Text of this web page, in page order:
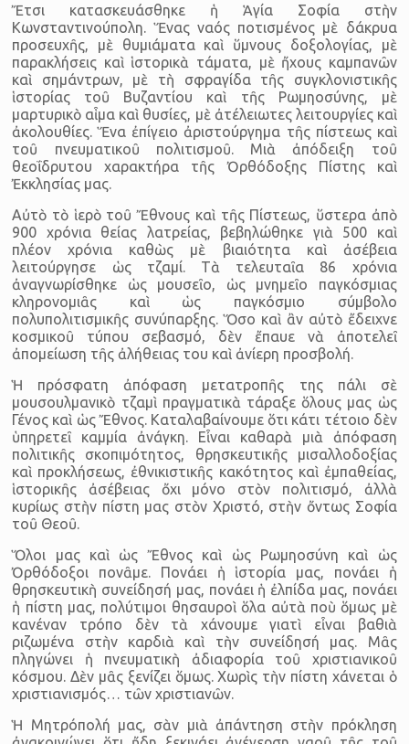
Ἔτσι κατασκευάσθηκε ἡ Ἁγία Σοφία στὴν
Κωνσταντινούπολη. Ἕνας ναός ποτισμένος μὲ δάκρυα
προσευχῆς, μὲ θυμιάματα καὶ ὕμνους δοξολογίας, μὲ
παρακλήσεις καὶ ἱστορικὰ τάματα, μὲ ἤχους καμπανῶν
καὶ σημάντρων, μὲ τὴ σφραγίδα τῆς συγκλονιστικῆς
ἱστορίας τοῦ Βυζαντίου καὶ τῆς Ρωμηοσύνης, μὲ
μαρτυρικὸ αἷμα καὶ θυσίες, μὲ ἀτέλειωτες λειτουργίες καὶ
ἀκολουθίες. Ἕνα ἐπίγειο ἀριστούργημα τῆς πίστεως καὶ
τοῦ πνευματικοῦ πολιτισμοῦ. Μιὰ ἀπόδειξη τοῦ
θεοΐδρυτου χαρακτήρα τῆς Ὀρθόδοξης Πίστης καὶ
Ἐκκλησίας μας.
Αὐτὸ τὸ ἱερὸ τοῦ Ἔθνους καὶ τῆς Πίστεως, ὕστερα ἀπὸ
900 χρόνια θείας λατρείας, βεβηλώ­θηκε γιὰ 500 καὶ
πλέον χρόνια καθὼς μὲ βιαιότητα καὶ ἀσέβεια
λειτούργησε ὡς τζαμί. Τὰ τελευταῖα 86 χρόνια
ἀναγνωρίσθηκε ὡς μουσεῖο, ὡς μνημεῖο παγκό­σμιας
κληρονομιᾶς καὶ ὡς παγκόσμιο σύμβολο
πολυπολιτισμικῆς συνύπαρξης. Ὅσο καὶ ἂν αὐτὸ ἔδειχνε
κοσμικοῦ τύπου σεβασμό, δὲν ἔπαυε νὰ ἀποτελεῖ
ἀπομείωση τῆς ἀλήθειας του καὶ ἀνίερη προσβολή.
Ἡ πρόσφατη ἀπόφαση μετατροπῆς της πάλι σὲ
μουσουλμανικὸ τζαμὶ πραγματικὰ τάραξε ὅλους μας ὡς
Γένος καὶ ὡς Ἔθνος. Καταλαβαίνουμε ὅτι κάτι τέτοιο δὲν
ὑπηρετεῖ καμμία ἀνάγκη. Εἶναι καθαρὰ μιὰ ἀπόφαση
πολιτικῆς σκοπι­μότητος, θρησκευτικῆς μισαλλοδοξίας
καὶ προκλήσεως, ἐθνικιστικῆς κακότητος καὶ ἐμπαθείας,
ἱστορικῆς ἀσέβειας ὄχι μόνο στὸν πολιτισμό, ἀλλὰ
κυρίως στὴν πίστη μας στὸν Χριστό, στὴν ὄντως Σοφία
τοῦ Θεοῦ.
Ὅλοι μας καὶ ὡς Ἔθνος καὶ ὡς Ρωμηοσύνη καὶ ὡς
Ὀρθόδοξοι πονᾶμε. Πονάει ἡ ἱστορία μας, πονάει ἡ
θρησκευτικὴ συνείδησή μας, πονάει ἡ ἐλπίδα μας, πονάει
ἡ πίστη μας, πολύτιμοι θησαυροὶ ὅλα αὐτὰ ποὺ ὅμως μὲ
κανέναν τρόπο δὲν τὰ χάνουμε γιατὶ εἶναι βαθιὰ
ριζωμένα στὴν καρδιὰ καὶ τὴν συνείδησή μας. Μᾶς
πληγώνει ἡ πνευματικὴ ἀδιαφορία τοῦ χριστιανικοῦ
κόσμου. Δὲν μᾶς ξενίζει ὅμως. Χωρὶς τὴν πίστη χάνεται ὁ
χριστιανισμός… τῶν χριστιανῶν.
Ἡ Μητρόπολή μας, σὰν μιὰ ἀπάντηση στὴν πρόκληση